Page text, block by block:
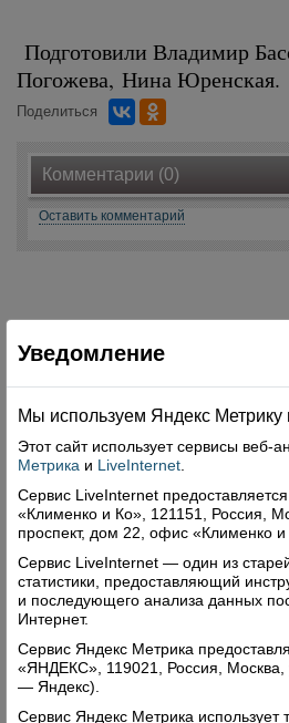
Подготовили Владимир
Погожева, Нина Юренская.
Поделиться
Комментарии (0)
Оставить комментарий
Свежий номер
Уведомление
Мы используем Яндекс Метрику
Этот сайт использует сервисы веб-
Метрика и LiveInternet
Сервис LiveInternet
«Клименко и Ко», 121151, Россия,
проспект, дом 22, офис «Клименко и
Сервис LiveInternet — один из
статистики, предоставляющий
и последующего анализа данных
Интернет.
Сервис Яндекс Метрика
«ЯНДЕКС», 119021, Россия, Москва,
— Яндекс).
Сервис Яндекс Метрика